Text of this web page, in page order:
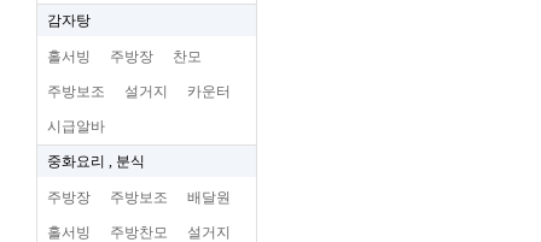
감자탕
홀서빙 주방장 찬모
주방보조 설거지 카운터
시급알바
중화요리 , 분식
주방장 주방보조 배달원
홀서빙 주방찬모 설거지